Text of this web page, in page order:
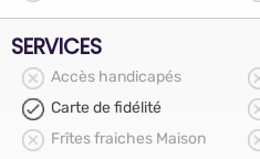
SERVICES
Accès handicapés
Carte de fidélité
Frîtes fraiches Maison